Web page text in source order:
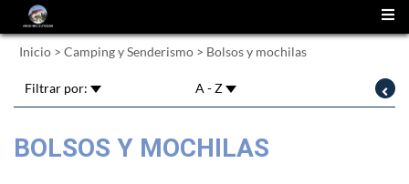
Inicio > Camping y Senderismo > Bolsos y mochilas
Filtrar por: A - Z
BOLSOS Y MOCHILAS